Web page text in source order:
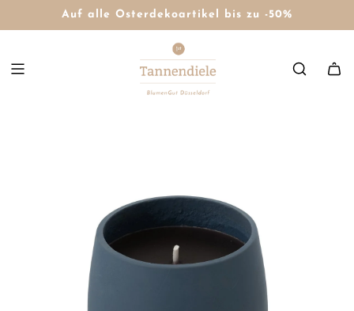
Auf alle Osterdekoartikel bis zu -50%